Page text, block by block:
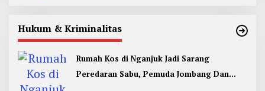
Hukum & Kriminalitas
Rumah Kos di Nganjuk Jadi Sarang
Peredaran Sabu, Pemuda Jombang Dan